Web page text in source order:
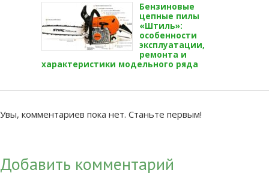
Бензиновые
цепные пилы
«Штиль»:
особенности
эксплуатации,
ремонта и
характеристики модельного ряда
Увы, комментариев пока нет. Станьте первым!
Добавить комментарий